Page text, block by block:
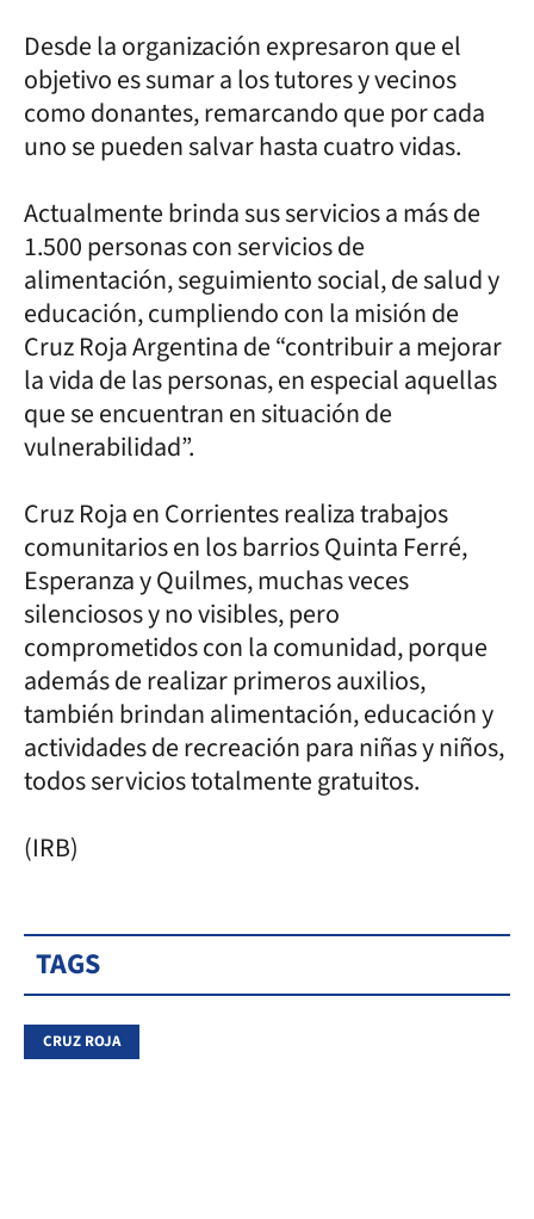
Desde la organización expresaron que el
objetivo es sumar a los tutores y vecinos
como donantes, remarcando que por cada
uno se pueden salvar hasta cuatro vidas.
Actualmente brinda sus servicios a más de
1.500 personas con servicios de
alimentación, seguimiento social, de salud y
educación, cumpliendo con la misión de
Cruz Roja Argentina de “contribuir a mejorar
la vida de las personas, en especial aquellas
que se encuentran en situación de
vulnerabilidad”.
Cruz Roja en Corrientes realiza trabajos
comunitarios en los barrios Quinta Ferré,
Esperanza y Quilmes, muchas veces
silenciosos y no visibles, pero
comprometidos con la comunidad, porque
además de realizar primeros auxilios,
también brindan alimentación, educación y
actividades de recreación para niñas y niños,
todos servicios totalmente gratuitos.
(IRB)
TAGS
CRUZ ROJA